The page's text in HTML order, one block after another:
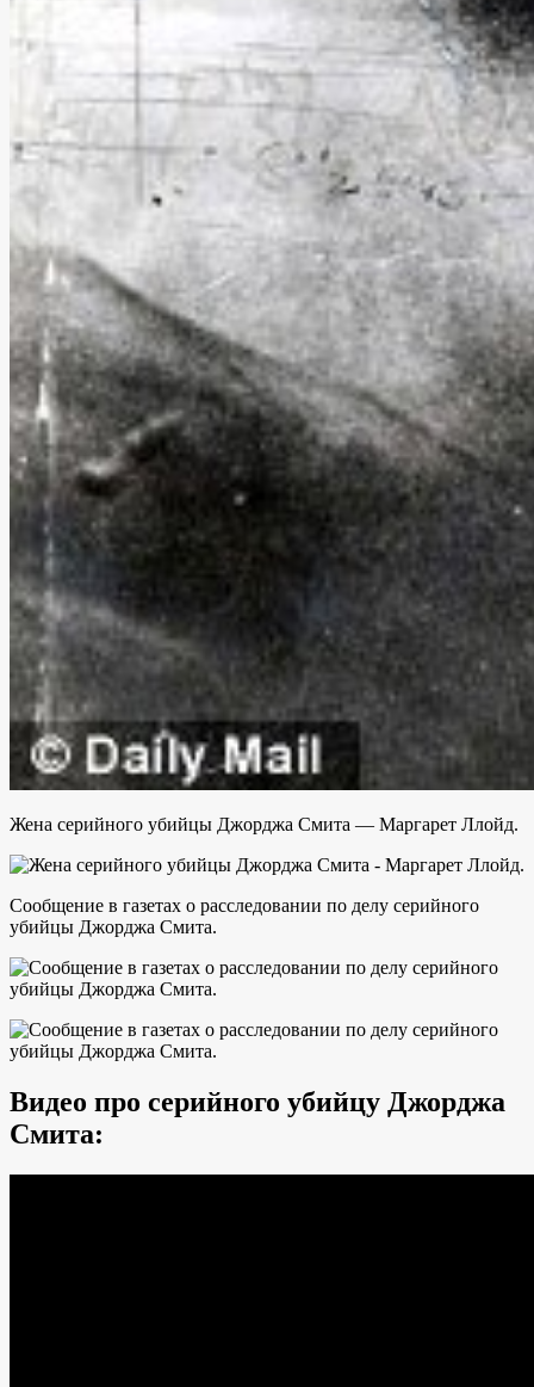
Жена серийного убийцы Джорджа Смита — Маргарет Ллойд.
Сообщение в газетах о расследовании по делу серийного
убийцы Джорджа Смита.
Видео про серийного убийцу Джорджа
Смита: